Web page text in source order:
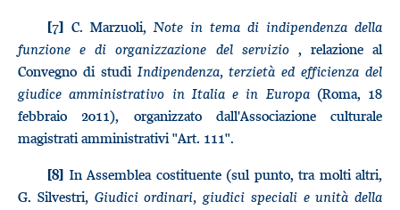
[7] C. Marzuoli,Note in tema di indipendenza della
funzione e di organizzazione del servizio, relazione al
Convegno di studiIndipendenza, terzietà ed efficienza del
giudice amministrativo in Italia e in Europa(Roma, 18
febbraio 2011), organizzato dall'Associazione culturale
magistrati amministrativi "Art. 111".
[8] In Assemblea costituente (sul punto, tra molti altri,
G. Silvestri, Giudici ordinari, giudici speciali e unità della